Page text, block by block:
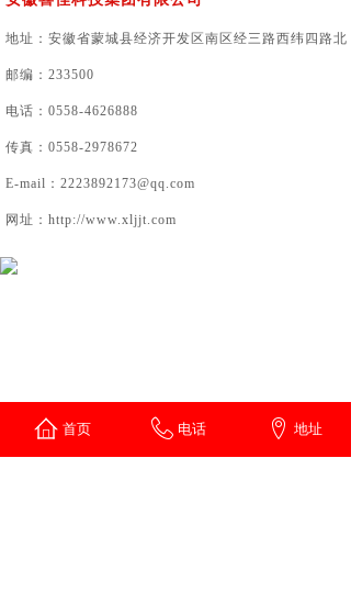
地址：安徽省蒙城县经济开发区南区经三路西纬四路北
邮编：233500
电话：0558-4626888
传真：0558-2978672
E-mail：2223892173@qq.com
网址： http://www.xljjt.com
首页 电话 地址